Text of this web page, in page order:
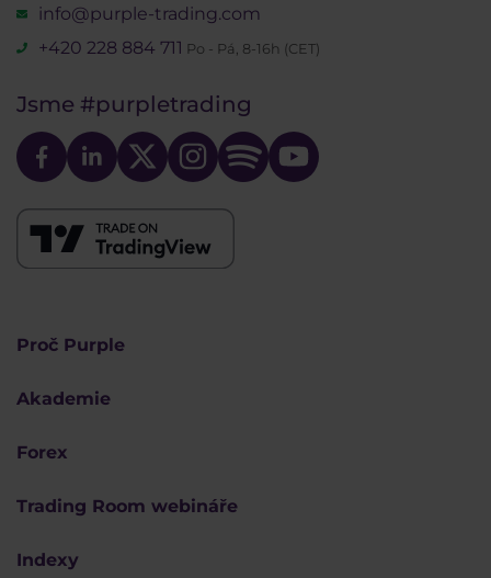
info@purple-trading.com
+420 228 884 711 Po - Pá, 8-16h (CET)
Jsme #purpletrading
Proč Purple
Akademie
Forex
Trading Room webináře
Indexy